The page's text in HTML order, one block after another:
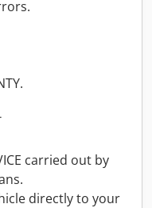
carried out by
directly to your